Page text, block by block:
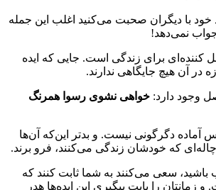
خود با دیگران صحبت می‌کنید اغلب این جمله
نمی‌دهد!
کننده‌ای برای زندگی است. جایی که ایده
در آن هیچ جایگاهی ندارند.
وجود دارد: خواهی نشوی رسوا همرنگ
آماده دگرگونی نیست. و بدتر این‌که آن‌ها
که خودشان زندگی می‌کنند، فرو برند.
سعی می‌کنند به شما ثابت کنند که
زمانتان را بابت پیگیری این ایده‌ها هدر